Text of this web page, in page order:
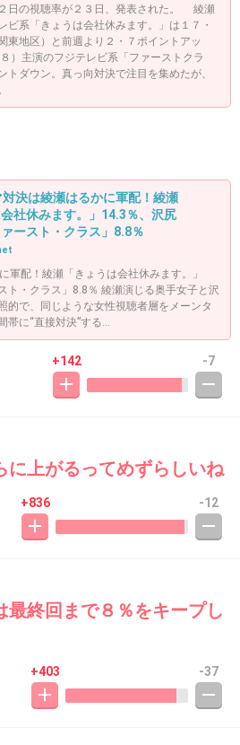
日の視聴率が２３日、発表された。 綾瀬
ビ系「きょうは会社休みます。」は１７・
東地区）と前週より２・７ポイントアッ
主演のフジテレビ系「ファーストクラ
トダウン。真っ向対決で注目を集めたが、
決は綾瀬はるかに軍配！綾瀬
会社休みます。」14.3％、沢尻
ースト・クラス」8.8％
軍配！綾瀬「きょうは会社休みます。」
ト・クラス」8.8％ 綾瀬演じる奥手女子と沢
的で、同じような女性視聴者層をメーンタ
に“直接対決”する...
+142 -7
に上がるってめずらしいね
+836 -12
最終回まで８％をキープし
+403 -37